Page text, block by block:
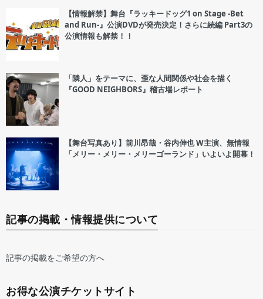
【情報解禁】舞台『ラッキードッグ1 on Stage -Bet
and Run-』公演DVDが発売決定！さらに続編 Part3の
公演情報も解禁！！
「隣人」をテーマに、歪な人間関係や社会を描く
『GOOD NEIGHBORS』稽古場レポート
【舞台写真あり】前川昂哉・谷内伸也 W主演、無情報
「メリー・メリー・メリーゴーランド」いよいよ開幕！
記事の掲載・情報提供について
記事の掲載をご希望の方へ
お得な公演チケットサイト